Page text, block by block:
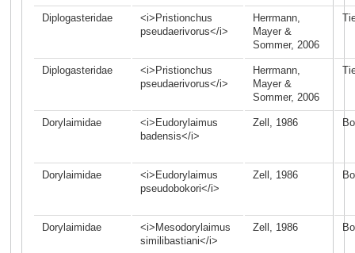
Diplogasteridae
<i>Pristionchus
pseudaerivorus</i>
Herrmann,
Mayer &
Sommer, 2006
Diplogasteridae
<i>Pristionchus
pseudaerivorus</i>
Herrmann,
Mayer &
Sommer, 2006
Dorylaimidae
<i>Eudorylaimus
badensis</i>
Zell, 1986
Dorylaimidae
<i>Eudorylaimus
pseudobokori</i>
Zell, 1986
Dorylaimidae
<i>Mesodorylaimus
similibastiani</i>
Zell, 1986